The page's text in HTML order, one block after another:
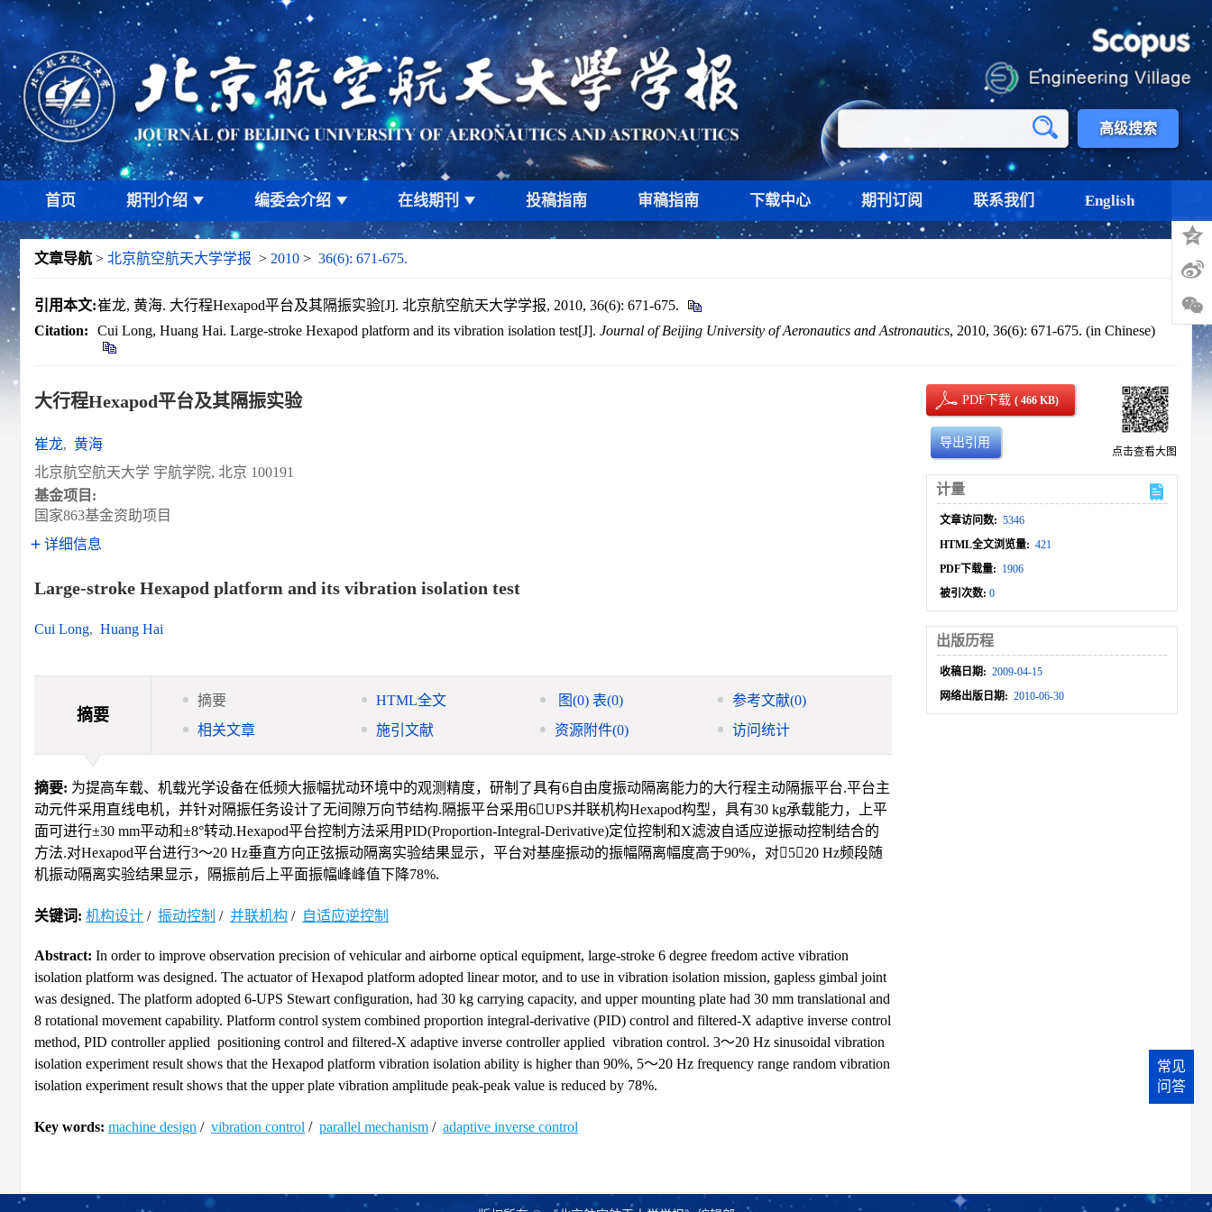
高级搜索
首页 期刊介绍 编委会介绍 在线期刊 投稿指南 审稿指南 下载中心 期刊订阅 联系我们 English
文章导航 > 北京航空航天大学学报 > 2010 > 36(6): 671-675.
引用本文:崔龙, 黄海. 大行程Hexapod平台及其隔振实验[J]. 北京航空航天大学学报, 2010, 36(6): 671-675.
Citation:
Cui Long, Huang Hai. Large-stroke Hexapod platform and its vibration isolation test[J]. Journal of Beijing University of Aeronautics and Astronautics, 2010, 36(6): 671-675. (in Chinese)
大行程Hexapod平台及其隔振实验
崔龙, 黄海
北京航空航天大学 宇航学院, 北京 100191
基金项目:
国家863基金资助项目
详细信息
Large-stroke Hexapod platform and its vibration isolation test
Cui Long, Huang Hai
摘要
摘要 HTML全文 图(0)表(0) 参考文献(0)
相关文章
施引文献 资源附件(0) 访问统计
摘要: 为提高车载、机载光学设备在低频大振幅扰动环境中的观测精度，研制了具有6自由度振动隔离能力的大行程主动隔振平台.平台主
动元件采用直线电机，并针对隔振任务设计了无间隙万向节结构.隔振平台采用6UPS并联机构Hexapod构型，具有30 kg承载能力，上平
面可进行±30 mm平动和±8°转动.Hexapod平台控制方法采用PID(Proportion-Integral-Derivative)定位控制和X滤波自适应逆振动控制结合的
方法.对Hexapod平台进行3～20 Hz垂直方向正弦振动隔离实验结果显示，平台对基座振动的振幅隔离幅度高于90%，对5～20 Hz频段随
机振动隔离实验结果显示，隔振前后上平面振幅峰峰值下降78%.
关键词: 机构设计 / 振动控制 / 并联机构 / 自适应逆控制
Abstract: In order to improve observation precision of vehicular and airborne optical equipment, large-stroke 6 degree freedom active vibration
isolation platform was designed. The actuator of Hexapod platform adopted linear motor, and to use in vibration isolation mission, gapless gimbal joint
was designed. The platform adopted 6-UPS Stewart configuration, had 30 kg carrying capacity, and upper mounting plate had 30 mm translational and
8 rotational movement capability. Platform control system combined proportion integral-derivative (PID) control and filtered-X adaptive inverse control
method, PID controller applied positioning control and filtered-X adaptive inverse controller applied vibration control. 3～20 Hz sinusoidal vibration
isolation experiment result shows that the Hexapod platform vibration isolation ability is higher than 90%, 5～20 Hz frequency range random vibration
isolation experiment result shows that the upper plate vibration amplitude peak-peak value is reduced by 78%.
Key words: machine design / vibration control / parallel mechanism / adaptive inverse control
PDF下载( 466 KB)
导出引用
点击查看大图
计量
文章访问数: 5346
HTML全文浏览量: 421
PDF下载量: 1906
被引次数:0
出版历程
收稿日期: 2009-04-15
网络出版日期: 2010-06-30
常见
问答